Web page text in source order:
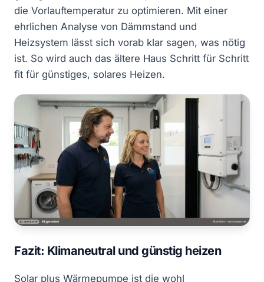
die Vorlauftemperatur zu optimieren. Mit einer
ehrlichen Analyse von Dämmstand und
Heizsystem lässt sich vorab klar sagen, was nötig
ist. So wird auch das ältere Haus Schritt für Schritt
fit für günstiges, solares Heizen.
Fazit: Klimaneutral und günstig heizen
Solar plus Wärmepumpe ist die wohl